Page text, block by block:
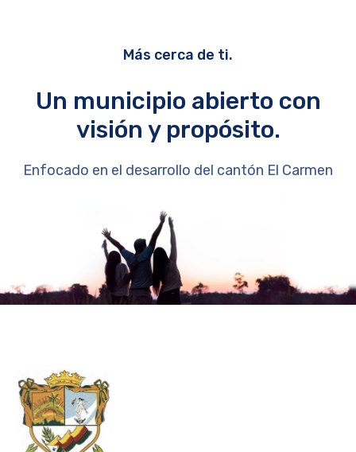
Más cerca de ti.
Un municipio abierto con
visión y propósito.
Enfocado en el desarrollo del cantón El Carmen